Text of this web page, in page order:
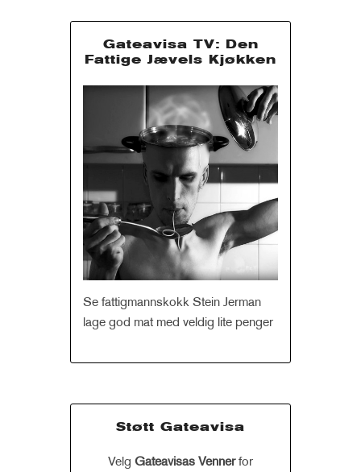
Gateavisa TV: Den
Fattige Jævels Kjøkken
Se fattigmannskokk Stein Jerman
lage god mat med veldig lite penger
Støtt Gateavisa
Velg Gateavisas Vennerfor